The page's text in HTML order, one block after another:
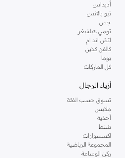
أديداس
نيو بالانس
جس
تومي هيلفيغر
اتش اند ام
كالفن كلاين
بوما
كل الماركات
أزياء الرجال
تسوق حسب الفئة
ملابس
أحذية
شنط
اكسسوارات
المجموعة الرياضية
ركن الوسامة